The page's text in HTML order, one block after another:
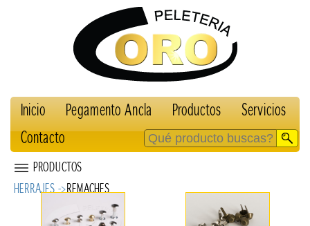
Inicio Pegamento Ancla Productos
Servicios
Contacto
PRODUCTOS
HERRAJES ->REMACHES